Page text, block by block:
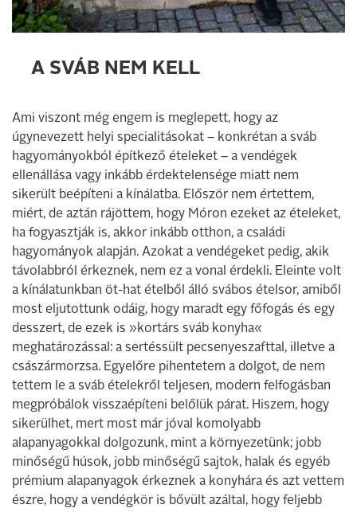
A SVÁB NEM KELL
Ami viszont még engem is meglepett, hogy az
úgynevezett helyi specialitásokat – konkrétan a sváb
hagyományokból építkező ételeket – a vendégek
ellenállása vagy inkább érdektelensége miatt nem
sikerült beépíteni a kínálatba. Először nem értettem,
miért, de aztán rájöttem, hogy Móron ezeket az ételeket,
ha fogyasztják is, akkor inkább otthon, a családi
hagyományok alapján. Azokat a vendégeket pedig, akik
távolabbról érkeznek, nem ez a vonal érdekli. Eleinte volt
a kínálatunkban öt-hat ételből álló svábos ételsor, amiből
most eljutottunk odáig, hogy maradt egy főfogás és egy
desszert, de ezek is »kortárs sváb konyha«
meghatározással: a sertéssült pecsenyeszafttal, illetve a
császármorzsa. Egyelőre pihentetem a dolgot, de nem
tettem le a sváb ételekről teljesen, modern felfogásban
megpróbálok visszaépíteni belőlük párat. Hiszem, hogy
sikerülhet, mert most már jóval komolyabb
alapanyagokkal dolgozunk, mint a környezetünk; jobb
minőségű húsok, jobb minőségű sajtok, halak és egyéb
prémium alapanyagok érkeznek a konyhára és azt vettem
észre, hogy a vendégkör is bővült azáltal, hogy feljebb